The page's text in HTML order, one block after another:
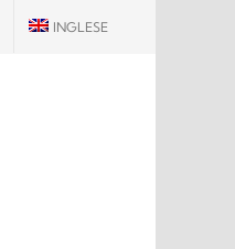
INGLESE